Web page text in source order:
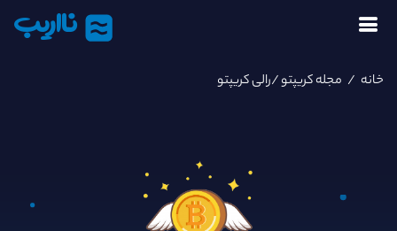
نااریب
خانه / مجله کریپتو/رالی کریپتو